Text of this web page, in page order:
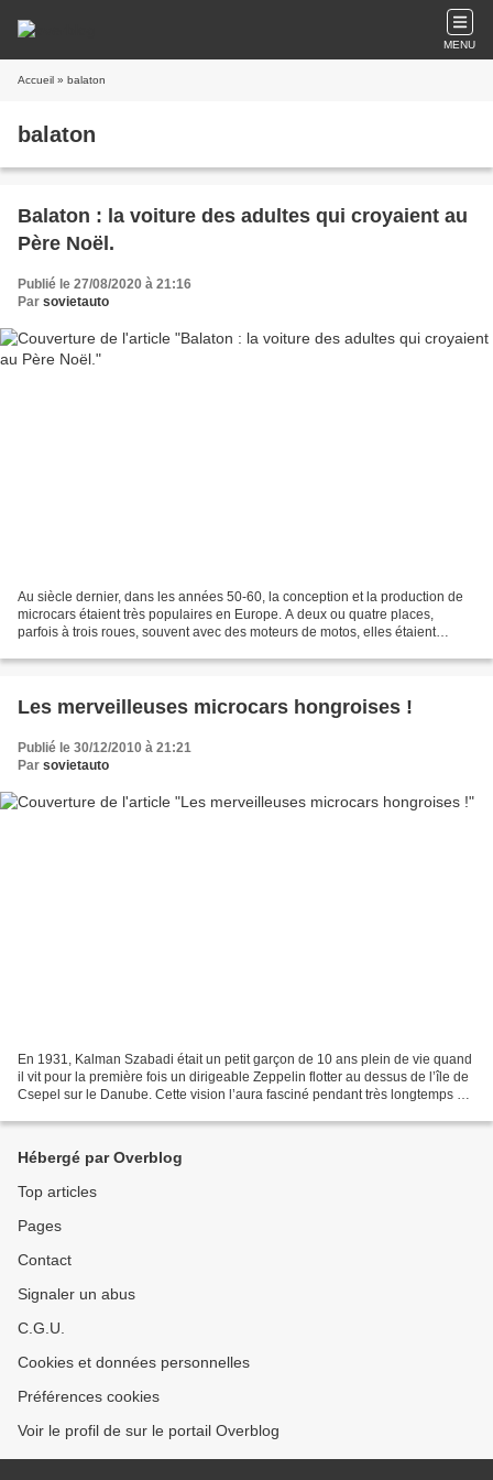
MENU
Accueil » balaton
balaton
Balaton : la voiture des adultes qui croyaient au
Père Noël.
Publié le 27/08/2020 à 21:16
Par sovietauto
Au siècle dernier, dans les années 50-60, la conception et la production de
microcars étaient très populaires en Europe. A deux ou quatre places,
parfois à trois roues, souvent avec des moteurs de motos, elles étaient
Les merveilleuses microcars hongroises !
Publié le 30/12/2010 à 21:21
Par sovietauto
En 1931, Kalman Szabadi était un petit garçon de 10 ans plein de vie quand
il vit pour la première fois un dirigeable Zeppelin flotter au dessus de l’île de
Csepel sur le Danube. Cette vision l’aura fasciné pendant très longtemps et
Hébergé par Overblog
Top articles
Pages
Contact
Signaler un abus
C.G.U.
Cookies et données personnelles
Préférences cookies
Voir le profil de sur le portail Overblog